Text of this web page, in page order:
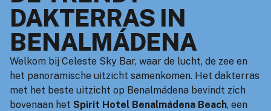
DAKTERRAS IN
BENALMÁDENA
Welkom bij Celeste Sky Bar, waar de lucht, de zee en
het panoramische uitzicht samenkomen. Het dakterras
met het beste uitzicht op Benalmádena bevindt zich
bovenaan het Spirit Hotel Benalmádena Beach, een